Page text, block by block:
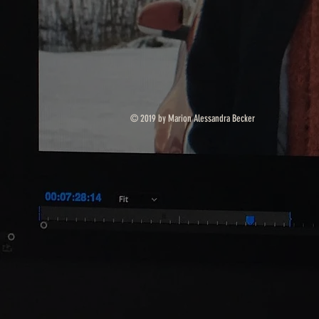
© 2019 by Marion Alessandra Becker